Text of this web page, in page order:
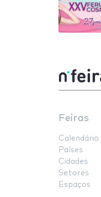
Feiras
Calendário
Países
Cidades
Setores
Espaços